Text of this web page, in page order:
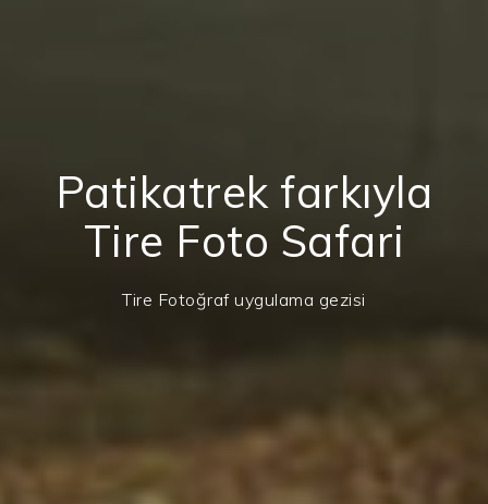
Patikatrek farkıyla
Tire Foto Safari
Tire Fotoğraf uygulama gezisi